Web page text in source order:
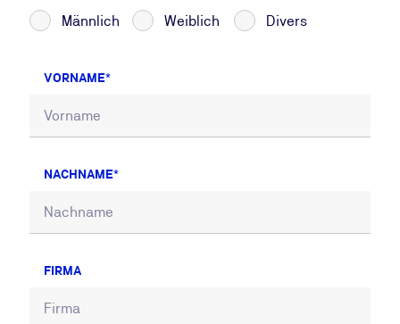
Männlich Weiblich Divers
VORNAME
NACHNAME
FIRMA